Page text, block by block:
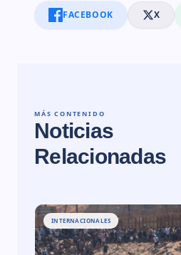
FACEBOOK X
MÁS CONTENIDO
Noticias
Relacionadas
INTERNACIONALES